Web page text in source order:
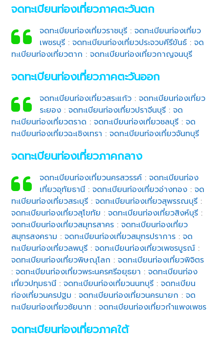
จดทะเบียนท่องเที่ยวภาคตะวันตก
จดทะเบียนท่องเที่ยวราชบุรี: จดทะเบียนท่องเที่ยว
เพชรบุรี: จดทะเบียนท่องเที่ยวประจวบคีรีขันธ์: จด
ทะเบียนท่องเที่ยวตาก :จดทะเบียนท่องเที่ยวกาญจนบุรี
จดทะเบียนท่องเที่ยวภาคตะวันออก
จดทะเบียนท่องเที่ยวสระแก้ว: จดทะเบียนท่องเที่ยว
ระยอง: จดทะเบียนท่องเที่ยวปราจีนบุรี: จด
ทะเบียนท่องเที่ยวตราด :จดทะเบียนท่องเที่ยวชลบุรี :จด
ทะเบียนท่องเที่ยวฉะเชิงเทรา :จดทะเบียนท่องเที่ยวจันทบุรี
จดทะเบียนท่องเที่ยวภาคกลาง
จดทะเบียนท่องเที่ยวนครสวรรค์: จดทะเบียนท่อง
เที่ยวอุทัยธานี: จดทะเบียนท่องเที่ยวอ่างทอง: จด
ทะเบียนท่องเที่ยวสระบุรี :จดทะเบียนท่องเที่ยวสุพรรณบุรี :
จดทะเบียนท่องเที่ยวสุโขทัย :จดทะเบียนท่องเที่ยวสิงห์บุรี :
จดทะเบียนท่องเที่ยวสมุทรสาคร :จดทะเบียนท่องเที่ยว
สมุทรสงคราม :จดทะเบียนท่องเที่ยวสมุทรปราการ :จด
ทะเบียนท่องเที่ยวลพบุรี :จดทะเบียนท่องเที่ยวเพชรบูรณ์ :
จดทะเบียนท่องเที่ยวพิษณุโลก :จดทะเบียนท่องเที่ยวพิจิตร
:จดทะเบียนท่องเที่ยวพระนครศรีอยุธยา :จดทะเบียนท่อง
เที่ยวปทุมธานี :จดทะเบียนท่องเที่ยวนนทบุรี :จดทะเบียน
ท่องเที่ยวนครปฐม :จดทะเบียนท่องเที่ยวนครนายก :จด
ทะเบียนท่องเที่ยวชัยนาท :จดทะเบียนท่องเที่ยวกำแพงเพชร
จดทะเบียนท่องเที่ยวภาคใต้